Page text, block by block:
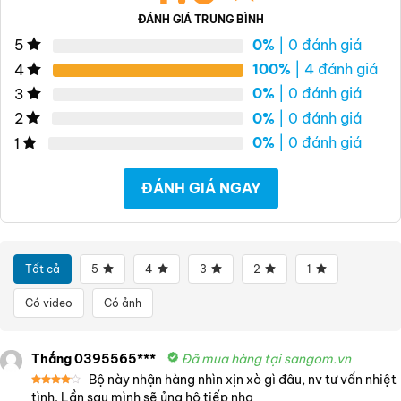
ĐÁNH GIÁ TRUNG BÌNH
5 0% | 0 đánh giá
4
100% | 4 đánh giá
3
0% | 0 đánh giá
2
0% | 0 đánh giá
1
0% | 0 đánh giá
ĐÁNH GIÁ NGAY
Tất cả 5 4 3 2 1
Có video Có ảnh
Thắng 0395565*** Đã mua hàng tại sangom.vn
Được
Bộ này nhận hàng nhìn xịn xò gì đâu, nv tư vấn nhiệt
tình. Lần sau mình sẽ ủng hộ tiếp nha